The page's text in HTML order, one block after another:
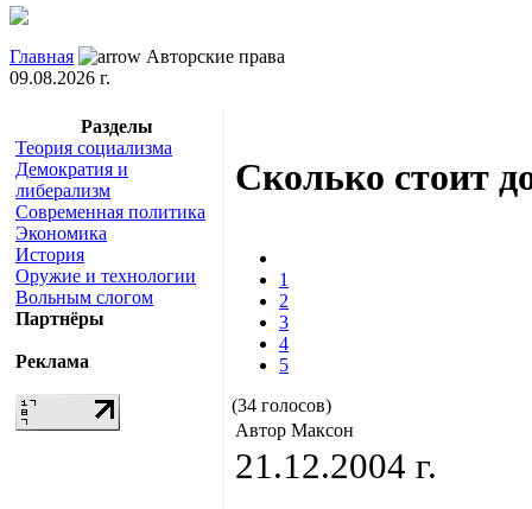
Главная
Авторские права
09.08.2026 г.
Разделы
Теория социализма
Демократия и
либерализм
Современная политика
Экономика
История
Оружие и технологии
Вольным слогом
Партнёры
Реклама
Сколько стоит
1
2
3
4
5
(34 голосов)
Автор Максон
21.12.2004 г.